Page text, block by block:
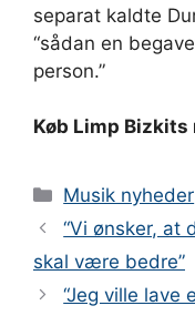
separat kaldte
“sådan en
person.”
Køb Limp
Kategorier
Musik nyheder
“Vi ønsker, at
skal være bedre”
“Jeg ville lave